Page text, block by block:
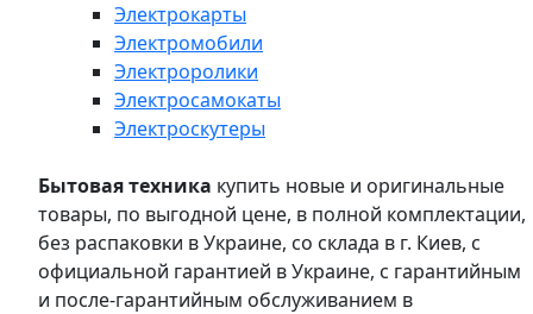
Электрокарты
Электромобили
Электроролики
Электросамокаты
Электроскутеры
Бытовая техника купить новые и оригинальные
товары, по выгодной цене, в полной комплектации,
без распаковки в Украине, со склада в г. Киев, с
официальной гарантией в Украине, с гарантийным
и после-гарантийным обслуживанием в